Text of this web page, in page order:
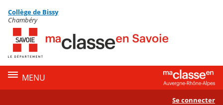
Menu de la rubrique
Contenu
Collège de Bissy
Chambéry
MENU
Se connecter